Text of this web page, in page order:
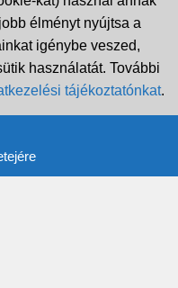
élményt nyújtsa a
igénybe veszed,
használatát. További
tájékoztatónkat.